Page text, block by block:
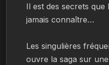
Il est des secrets que
jamais connaître…
Les singulières
ouvre la saga sur